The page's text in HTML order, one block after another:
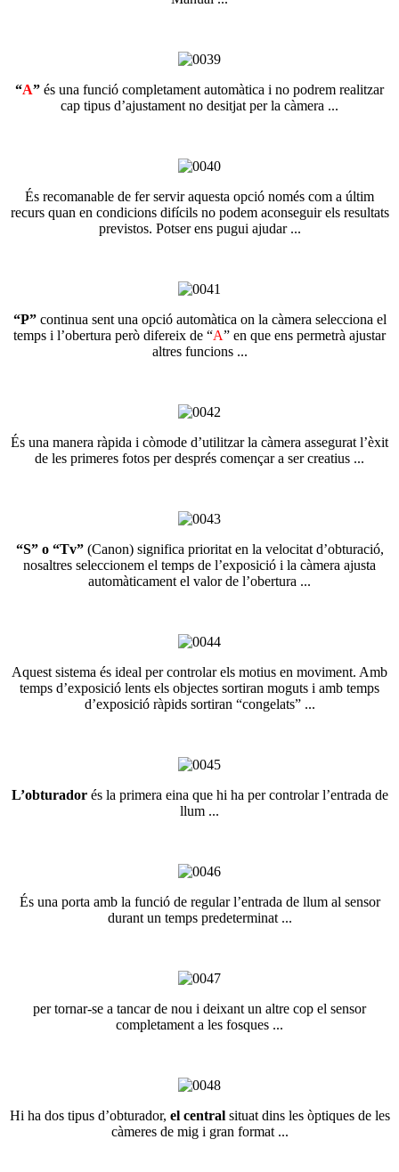
“A” és una funció completament automàtica i no podrem realitzar
cap tipus d’ajustament no desitjat per la càmera ...
És recomanable de fer servir aquesta opció només com a últim
recurs quan en condicions difícils no podem aconseguir els resultats
previstos. Potser ens pugui ajudar ...
“P”continua sent una opció automàtica on la càmera selecciona el
temps i l’obertura però difereix de “A” en que ens permetrà ajustar
altres funcions ...
És una manera ràpida i còmode d’utilitzar la càmera assegurat l’èxit
de les primeres fotos per després començar a ser creatius ...
“S” o “Tv”(Canon) significa prioritat en la velocitat d’obturació,
nosaltres seleccionem el temps de l’exposició i la càmera ajusta
automàticament el valor de l’obertura ...
Aquest sistema és ideal per controlar els motius en moviment. Amb
temps d’exposició lents els objectes sortiran moguts i amb temps
d’exposició ràpids sortiran “congelats” ...
L’obturadorés la primera eina que hi ha per controlar l’entrada de
llum ...
És una porta amb la funció de regular l’entrada de llum al sensor
durant un temps predeterminat ...
per tornar-se a tancar de nou i deixant un altre cop el sensor
completament a les fosques ...
Hi ha dos tipus d’obturador, el centralsituat dins les òptiques de les
càmeres de mig i gran format ...